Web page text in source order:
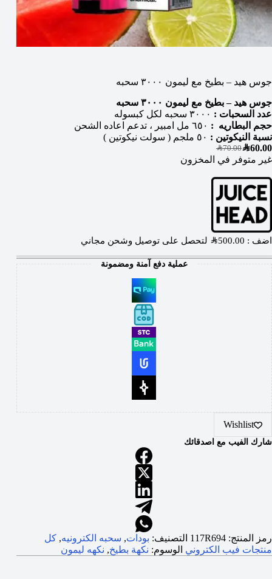
جوس هيد – بطيخ مع ليمون ٣٠٠٠ سحبه
جوس هيد – بطيخ مع ليمون ٣٠٠٠ سحبه
عدد السحبات :
حجم البطاريه :
نسبة النيكوتين :
SAR70.00SAR60.00
غير متوفر في المخزون
اضف : SAR500.00 لتحصل على توصيل وشحن مجاني
عملية دفع آمنة ومضمونة
Wishlist
شارك الفيب مع اصدقائك
رمز المنتج: 117R694 التصنيف: بودات, سحبه الكترونيه, كل
منتجات فيب الكتروني الوسوم: نكهة بطيخ, نكهه ليمون